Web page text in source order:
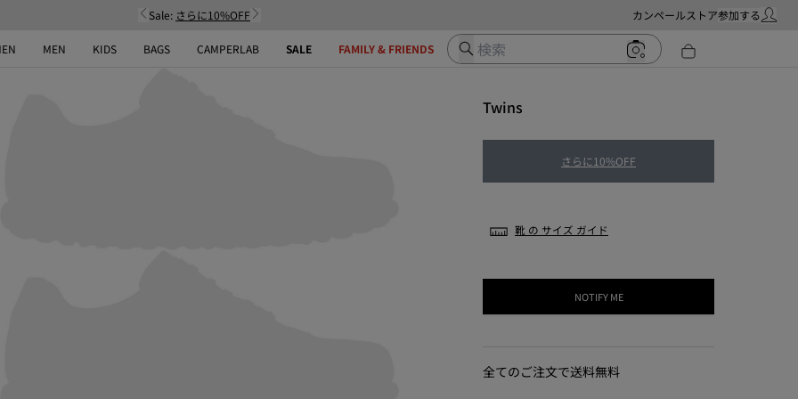
Sale: さらに10%OFF カンペールストア参加するマイ・
MEN KIDS BAGS CAMPERLAB SALE FAMILY & FRIENDS 検索
Twins
さらに10%OFF
靴 の サイズ ガイド
NOTIFY ME
全てのご注文で送料無料